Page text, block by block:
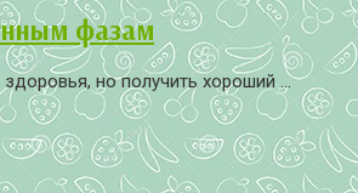
фазам
но получить хороший ...